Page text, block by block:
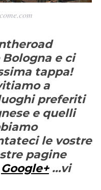
e ci
tappa!
a
preferiti
e quelli
le vostre
pagine
Google+…vi